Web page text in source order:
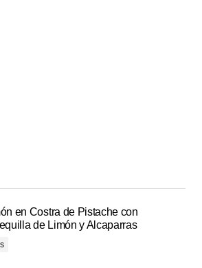
en Costra de Pistache con
de Limón y Alcaparras